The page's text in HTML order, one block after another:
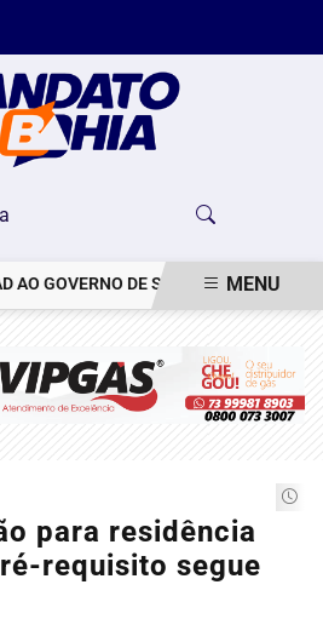
GOVERNO DE SÃO PAULO MENU
para residência
requisito segue